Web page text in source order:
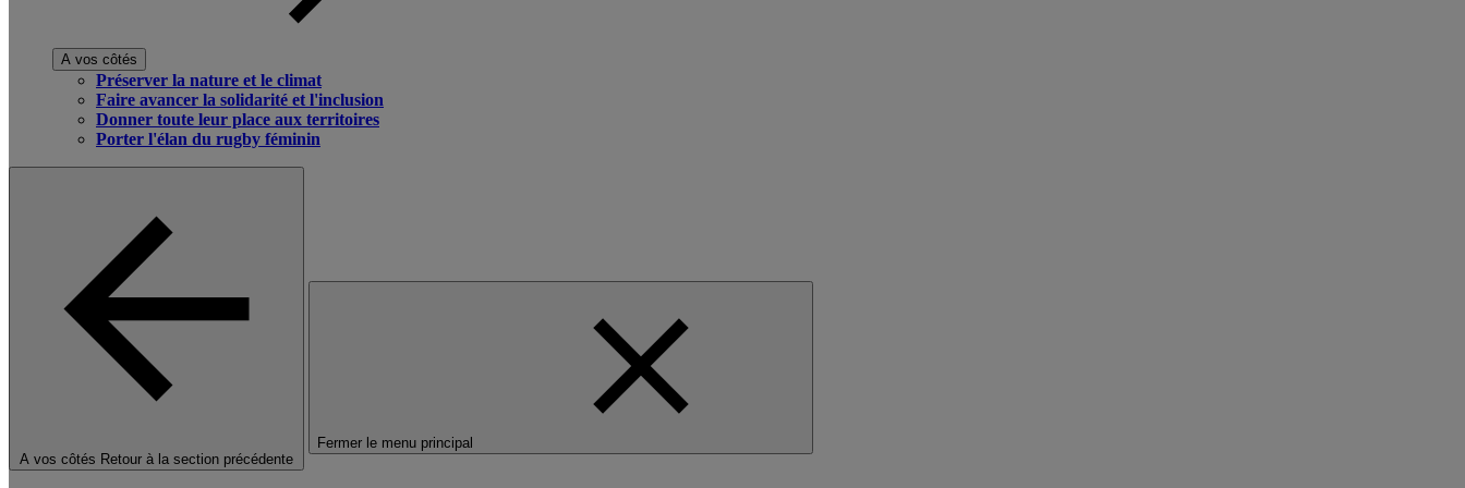
A vos côtés
Préserver la nature et le climat
Faire avancer la solidarité et l'inclusion
Donner toute leur place aux territoires
Porter l'élan du rugby féminin
A vos côtés Retour à la section précédente
Fermer le menu principal